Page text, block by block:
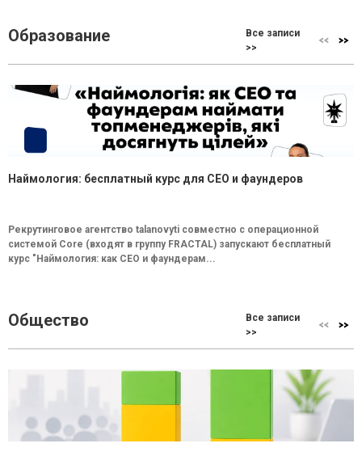
Образование
Все записи
>>
Наймология: бесплатный курс для CEO и фаундеров
Рекрутинговое агентство talanovyti совместно с операционной
системой Core (входят в группу FRACTAL) запускают бесплатный
курс "Наймология: как СEO и фаундерам...
Общество
Все записи
>>